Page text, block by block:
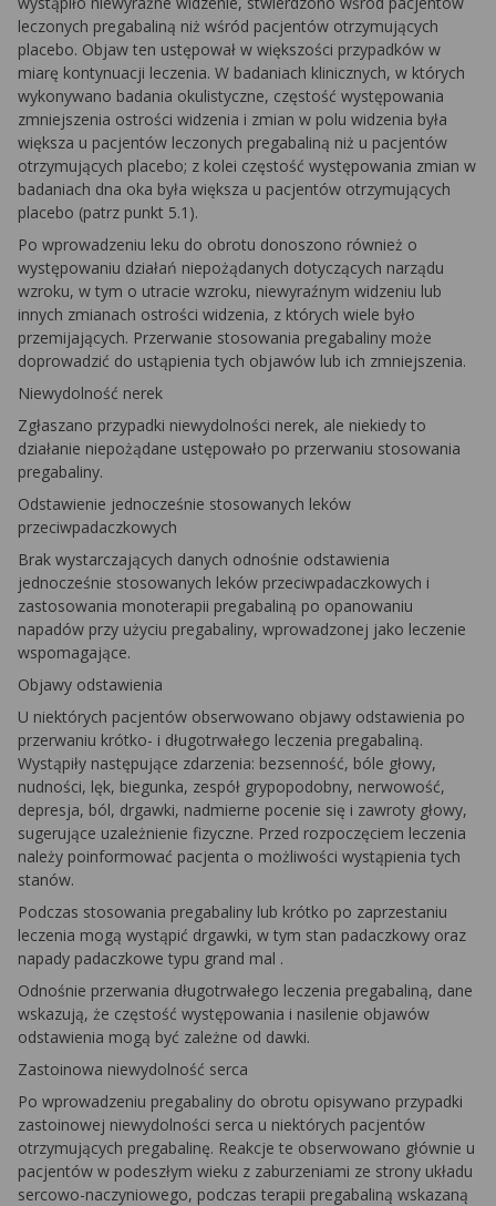
leczonych pregabaliną niż wśród pacjentów otrzymujących
placebo. Objaw ten ustępował w większości przypadków w
miarę kontynuacji leczenia. W badaniach klinicznych, w których
wykonywano badania okulistyczne, częstość występowania
zmniejszenia ostrości widzenia i zmian w polu widzenia była
większa u pacjentów leczonych pregabaliną niż u pacjentów
otrzymujących placebo; z kolei częstość występowania zmian w
badaniach dna oka była większa u pacjentów otrzymujących
placebo (patrz punkt 5.1).
Po wprowadzeniu leku do obrotu donoszono również o
występowaniu działań niepożądanych dotyczących narządu
wzroku, w tym o utracie wzroku, niewyraźnym widzeniu lub
innych zmianach ostrości widzenia, z których wiele było
przemijających. Przerwanie stosowania pregabaliny może
doprowadzić do ustąpienia tych objawów lub ich zmniejszenia.
Niewydolność nerek
Zgłaszano przypadki niewydolności nerek, ale niekiedy to
działanie niepożądane ustępowało po przerwaniu stosowania
pregabaliny.
Odstawienie jednocześnie stosowanych leków
przeciwpadaczkowych
Brak wystarczających danych odnośnie odstawienia
jednocześnie stosowanych leków przeciwpadaczkowych i
zastosowania monoterapii pregabaliną po opanowaniu
napadów przy użyciu pregabaliny, wprowadzonej jako leczenie
wspomagające.
Objawy odstawienia
U niektórych pacjentów obserwowano objawy odstawienia po
przerwaniu krótko- i długotrwałego leczenia pregabaliną.
Wystąpiły następujące zdarzenia: bezsenność, bóle głowy,
nudności, lęk, biegunka, zespół grypopodobny, nerwowość,
depresja, ból, drgawki, nadmierne pocenie się i zawroty głowy,
sugerujące uzależnienie fizyczne. Przed rozpoczęciem leczenia
należy poinformować pacjenta o możliwości wystąpienia tych
stanów.
Podczas stosowania pregabaliny lub krótko po zaprzestaniu
leczenia mogą wystąpić drgawki, w tym stan padaczkowy oraz
napady padaczkowe typu grand mal .
Odnośnie przerwania długotrwałego leczenia pregabaliną, dane
wskazują, że częstość występowania i nasilenie objawów
odstawienia mogą być zależne od dawki.
Zastoinowa niewydolność serca
Po wprowadzeniu pregabaliny do obrotu opisywano przypadki
zastoinowej niewydolności serca u niektórych pacjentów
otrzymujących pregabalinę. Reakcje te obserwowano głównie u
pacjentów w podeszłym wieku z zaburzeniami ze strony układu
sercowo-naczyniowego, podczas terapii pregabaliną wskazaną